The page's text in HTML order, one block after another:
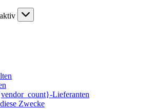
Lieferanten
Zwecke